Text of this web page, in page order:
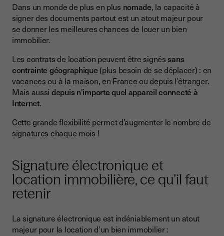
Dans un monde de plus en plus nomade, la capacité à
signer des documents partout est un atout majeur pour
se donner les meilleures chances de louer un bien
immobilier.
Les contrats de location peuvent être signéssans
contrainte géographique(plus besoin de se déplacer) : en
vacances ou à la maison, en France ou depuis l’étranger.
Mais aussi depuis n'importe quel appareil connecté à
Internet.
Cette grande flexibilité permet d’augmenter le nombre de
signatures chaque mois !
Signature électronique et
location immobilière, ce qu’il faut
retenir
La signature électronique est indéniablement un atout
majeur pour la location d’un bien immobilier :